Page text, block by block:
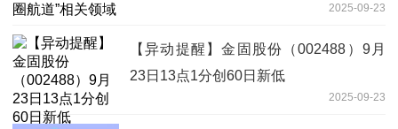
2025-09-23
【异动提醒】金固股份（002488）9月
23日13点1分创60日新低
2025-09-23